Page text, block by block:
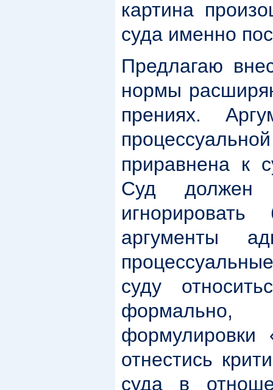
картина
суда именно
Предлагаю
нормы
прениях.
приравнена к
Суд должен
аргументы
суду
формулировки
отнестись
суда в